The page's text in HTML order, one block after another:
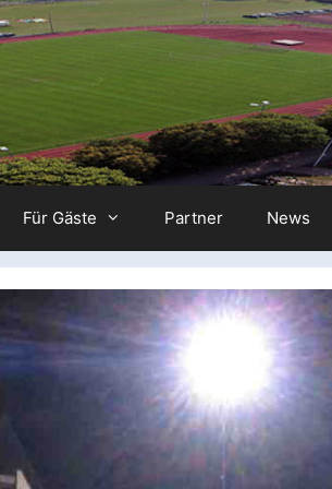
Für Gäste Partner News